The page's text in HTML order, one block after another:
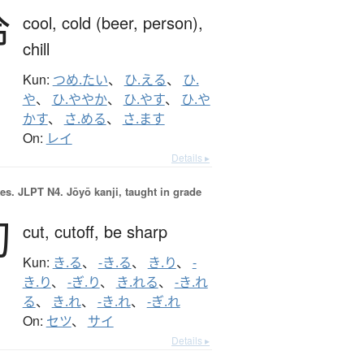
cool, cold (beer, person),
chill
Kun: つめ.たい、 ひ.える、 ひ.
や、 ひ.ややか、 ひ.やす、 ひ.や
かす、 さ.める、 さ.ます
On: レイ
Details ▸
JLPT N4. Jōyō kanji, taught in grade
cut, cutoff, be sharp
Kun: き.る、 -き.る、 き.り、 -
き.り、 -ぎ.り、 き.れる、 -き.れ
る、 き.れ、 -き.れ、 -ぎ.れ
On: セツ、 サイ
Details ▸